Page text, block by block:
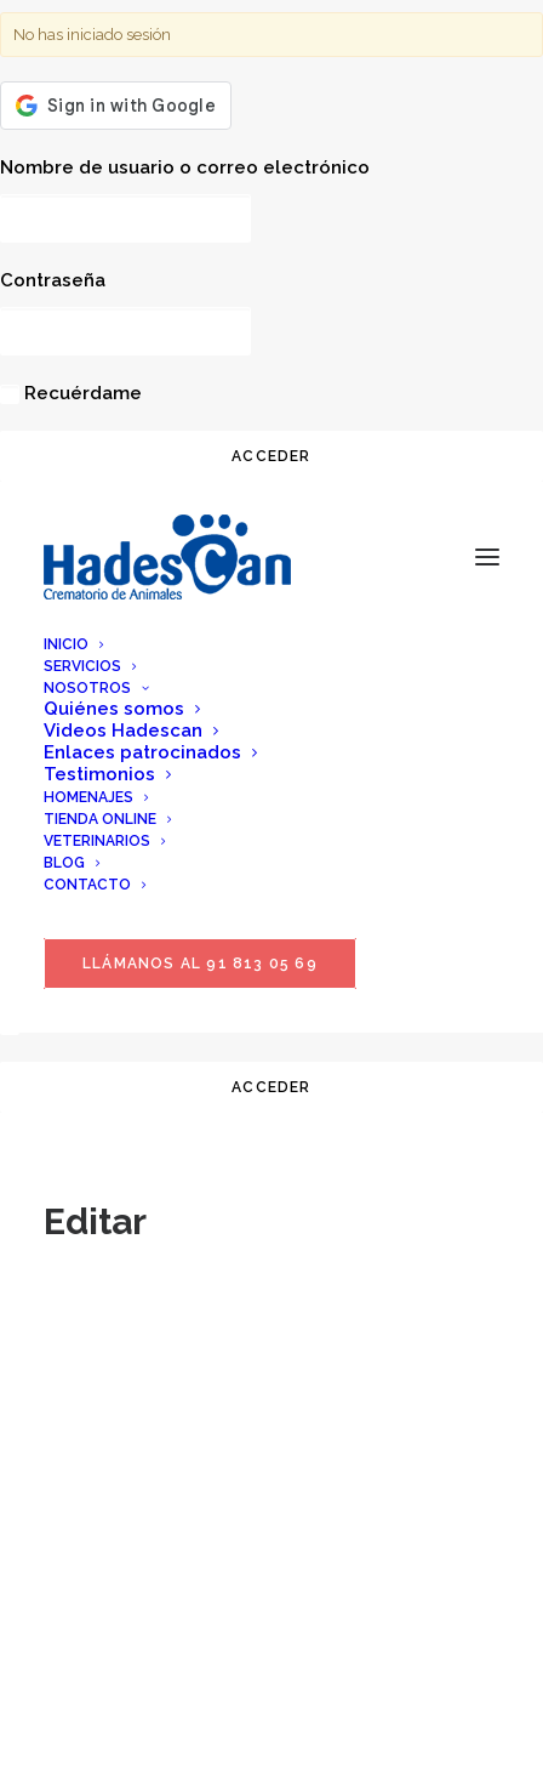
No has iniciado sesión
Nombre de usuario o correo electrónico
Contraseña
Recuérdame
INICIO
SERVICIOS
NOSOTROS
Quiénes somos
Videos Hadescan
Enlaces patrocinados
Testimonios
HOMENAJES
TIENDA ONLINE
VETERINARIOS
BLOG
CONTACTO
LLÁMANOS AL 91 813 05 69
No has iniciado sesión
Nombre de usuario o correo electrónico
Editar